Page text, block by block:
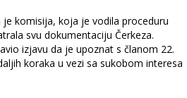
komisija, koja je vodila proceduru
svu dokumentaciju Čerkeza.
izjavu da je upoznat s članom 22.
koraka u vezi sa sukobom interesa